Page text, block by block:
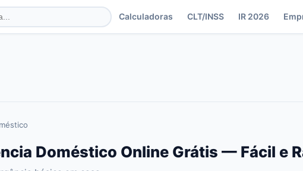
Calculadoras CLT/INSS IR 2026
Doméstico Online Grátis — Fácil e